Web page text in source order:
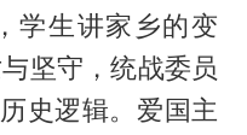
学生讲家乡的变
坚守，统战委员
史逻辑。爱国主